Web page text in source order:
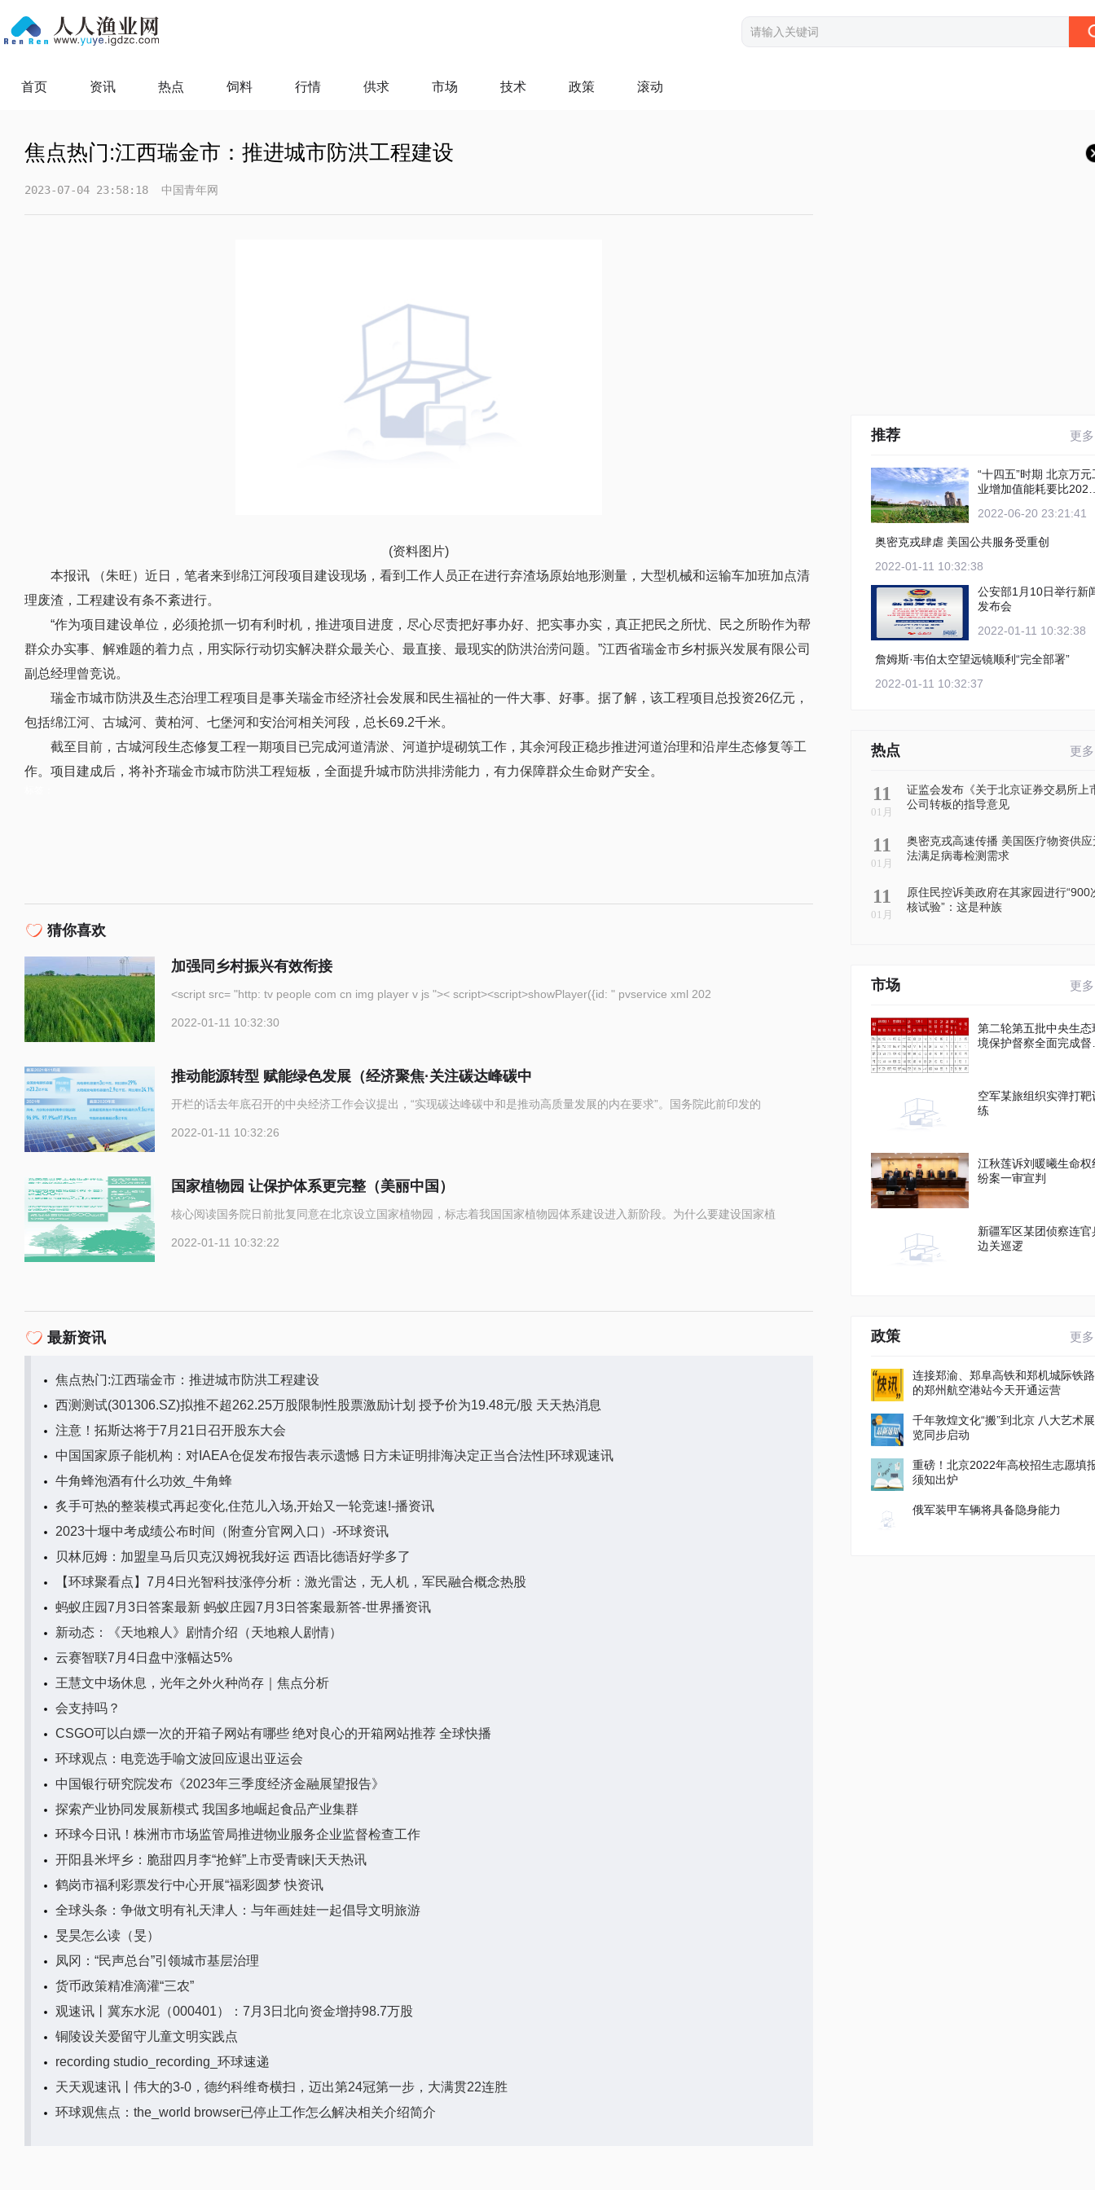
首页 资讯 热点 饲料 行情 供求 市场 技术 政策 滚动
焦点热门:江西瑞金市：推进城市防洪工程建设
2023-07-04 23:58:18 中国青年网
(资料图片)
本报讯 （朱旺）近日，笔者来到绵江河段项目建设现场，看到工作人员正在进行弃渣场原始地形测量，大型机械和运输车加班加点清
理废渣，工程建设有条不紊进行。
“作为项目建设单位，必须抢抓一切有利时机，推进项目进度，尽心尽责把好事办好、把实事办实，真正把民之所忧、民之所盼作为帮
群众办实事、解难题的着力点，用实际行动切实解决群众最关心、最直接、最现实的防洪治涝问题。”江西省瑞金市乡村振兴发展有限公司
副总经理曾竞说。
瑞金市城市防洪及生态治理工程项目是事关瑞金市经济社会发展和民生福祉的一件大事、好事。据了解，该工程项目总投资26亿元，
包括绵江河、古城河、黄柏河、七堡河和安治河相关河段，总长69.2千米。
截至目前，古城河段生态修复工程一期项目已完成河道清淤、河道护堤砌筑工作，其余河段正稳步推进河道治理和沿岸生态修复等工
作。项目建成后，将补齐瑞金市城市防洪工程短板，全面提升城市防洪排涝能力，有力保障群众生命财产安全。
猜你喜欢
加强同乡村振兴有效衔接
<script src= "http: tv people com cn img player v js ">< script><script>showPlayer({id: " pvservice xml 202
2022-01-11 10:32:30
推动能源转型 赋能绿色发展（经济聚焦·关注碳达峰碳中
开栏的话去年底召开的中央经济工作会议提出，“实现碳达峰碳中和是推动高质量发展的内在要求”。国务院此前印发的
2022-01-11 10:32:26
国家植物园 让保护体系更完整（美丽中国）
核心阅读国务院日前批复同意在北京设立国家植物园，标志着我国国家植物园体系建设进入新阶段。为什么要建设国家植
2022-01-11 10:32:22
最新资讯
焦点热门:江西瑞金市：推进城市防洪工程建设
西测测试(301306.SZ)拟推不超262.25万股限制性股票激励计划 授予价为19.48元/股 天天热消息
注意！拓斯达将于7月21日召开股东大会
中国国家原子能机构：对IAEA仓促发布报告表示遗憾 日方未证明排海决定正当合法性|环球观速讯
牛角蜂泡酒有什么功效_牛角蜂
炙手可热的整装模式再起变化,住范儿入场,开始又一轮竞速!-播资讯
2023十堰中考成绩公布时间（附查分官网入口）-环球资讯
贝林厄姆：加盟皇马后贝克汉姆祝我好运 西语比德语好学多了
【环球聚看点】7月4日光智科技涨停分析：激光雷达，无人机，军民融合概念热股
蚂蚁庄园7月3日答案最新 蚂蚁庄园7月3日答案最新答-世界播资讯
新动态：《天地粮人》剧情介绍（天地粮人剧情）
云赛智联7月4日盘中涨幅达5%
王慧文中场休息，光年之外火种尚存｜焦点分析
会支持吗？
CSGO可以白嫖一次的开箱子网站有哪些 绝对良心的开箱网站推荐 全球快播
环球观点：电竞选手喻文波回应退出亚运会
中国银行研究院发布《2023年三季度经济金融展望报告》
探索产业协同发展新模式 我国多地崛起食品产业集群
环球今日讯！株洲市市场监管局推进物业服务企业监督检查工作
开阳县米坪乡：脆甜四月李“抢鲜”上市受青睐|天天热讯
鹤岗市福利彩票发行中心开展“福彩圆梦 快资讯
全球头条：争做文明有礼天津人：与年画娃娃一起倡导文明旅游
旻昊怎么读（旻）
凤冈：“民声总台”引领城市基层治理
货币政策精准滴灌“三农”
观速讯丨冀东水泥（000401）：7月3日北向资金增持98.7万股
铜陵设关爱留守儿童文明实践点
recording studio_recording_环球速递
天天观速讯丨伟大的3-0，德约科维奇横扫，迈出第24冠第一步，大满贯22连胜
环球观焦点：the_world browser已停止工作怎么解决相关介绍简介
推荐 更多
“十四五”时期 北京万元工
业增加值能耗要比2020
2022-06-20 23:21:41
奥密克戎肆虐 美国公共服务受重创
2022-01-11 10:32:38
公安部1月10日举行新
发布会
2022-01-11 10:32:38
詹姆斯·韦伯太空望远镜顺利“完全部署”
2022-01-11 10:32:37
热点 更多
11
01月
证监会发布《关于北京证券交易所上
公司转板的指导意见
11
01月
奥密克戎高速传播 美国医疗物资供应
法满足病毒检测需求
11
01月
原住民控诉美政府在其家园进行“900
核试验”：这是种族
市场 更多
第二轮第五批中央生态
境保护督察全面完成督
空军某旅组织实弹打靶
练
江秋莲诉刘暖曦生命权
纷案一审宣判
新疆军区某团侦察连官
边关巡逻
政策 更多
连接郑渝、郑阜高铁和郑机城际铁路
的郑州航空港站今天开通运营
千年敦煌文化“搬”到北京 八大艺术展
览同步启动
重磅！北京2022年高校招生志愿填
须知出炉
俄军装甲车辆将具备隐身能力